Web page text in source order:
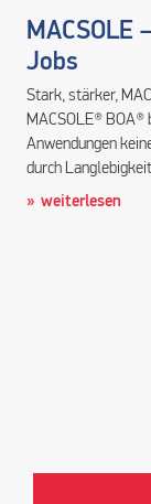
Jobs
Stark, stärker,
MACSOLE®
Anwendungen
durch
weiterlesen